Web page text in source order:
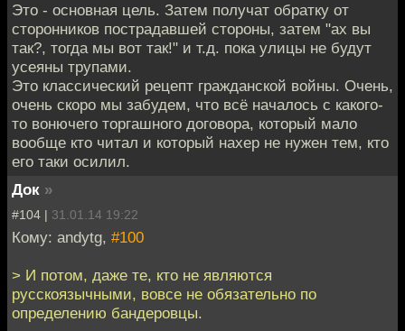
Это - основная цель. Затем получат обратку от
сторонников пострадавшей стороны, затем "ах вы
так?, тогда мы вот так!" и т.д. пока улицы не будут
усеяны трупами.
Это классический рецепт гражданской войны. Очень,
очень скоро мы забудем, что всё началось с какого-
то вонючего торгашного договора, который мало
вообще кто читал и который нахер не нужен тем, кто
его таки осилил.
Док »
#104 | 31.01.14 19:22
Кому: andytg, #100
> И потом, даже те, кто не являются
русскоязычными, вовсе не обязательно по
определению бандеровцы.